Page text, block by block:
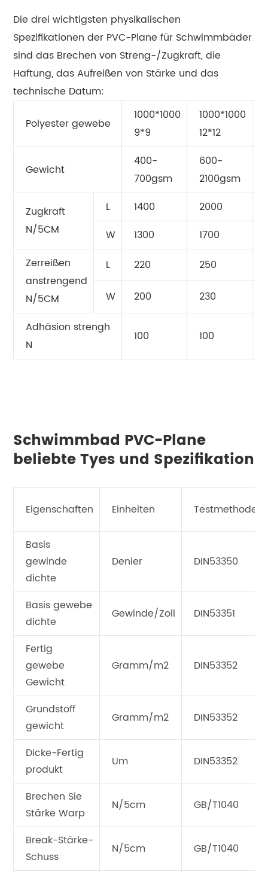
Die drei wichtigsten physikalischen
Spezifikationen der PVC-Plane für Schwimmbäder
sind das Brechen von Streng-/Zugkraft, die
Haftung, das Aufreißen von Stärke und das
technische Datum:
Polyester gewebe
1000*1000
9*9
1000*1000
12*12
Gewicht
400-
700gsm
600-
2100gsm
Zugkraft
N/5CM
L 1400 2000
W
1300 1700
Zerreißen
anstrengend
N/5CM
L 220 250
W 200 230
Adhäsion strengh
N
100 100
Schwimmbad PVC-Plane
beliebte Tyes und Spezifikation
Eigenschaften Einheiten Testmethode
Basis
gewinde
dichte
Denier DIN53350
Basis gewebe
dichte
Gewinde/Zoll DIN53351
Fertig
gewebe
Gewicht
Gramm/m2 DIN53352
Grundstoff
gewicht
Gramm/m2 DIN53352
Dicke-Fertig
produkt
Um DIN53352
Brechen Sie
Stärke Warp
N/5cm GB/T1040
Break-Stärke-
Schuss
N/5cm GB/T1040